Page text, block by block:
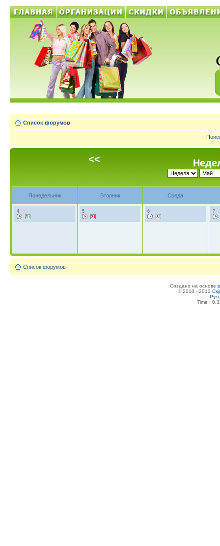
Список форумов
<<
Понедельник Вторник Среда
4 5 6 7
Список форумов
Создано на основе
© 2010 - 2013
Time :